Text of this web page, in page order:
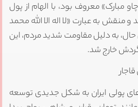
مبارک» معروف بود، با الهام از پول
به عبارت «لا اله الا الله محمد
حال، به دلیل مقاومت شدید مردم، این
خارج شد.
پولی ایران به شکل جدیدی توسعه